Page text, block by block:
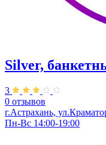
Silver,
3
0 отзывов
г.Астрахань,
Пн-Вс 14:00-19:00